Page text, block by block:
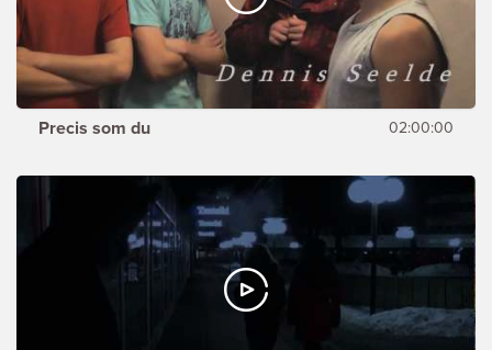
Precis som du 02:00:00